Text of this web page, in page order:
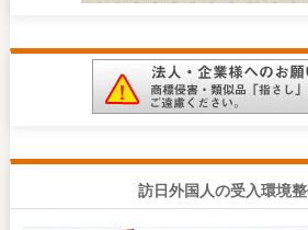
訪日外国人の受入環境整